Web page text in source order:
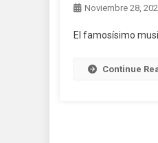
Noviembre 28,
El famosísimo
Continue